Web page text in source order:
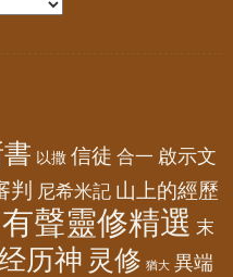
以撒 信徒 合一 啟示文
判 尼希米記 山上的經歷
有聲靈修精選 末
历神 灵修 猶大 異端